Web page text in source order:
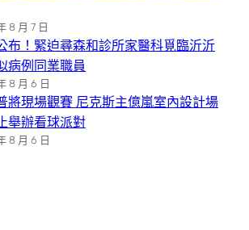
8 月 7 日
布！緊迫尋森和診所家醫科覓臨沂沂
病例同業職員
8 月 6 日
將現場觀賽 尼克斯主億嵐室內設計場
舉辦看球派對
8 月 6 日